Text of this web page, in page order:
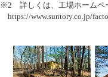
※2 詳しくは、工場ホームペ
https://www.suntory.co.jp/